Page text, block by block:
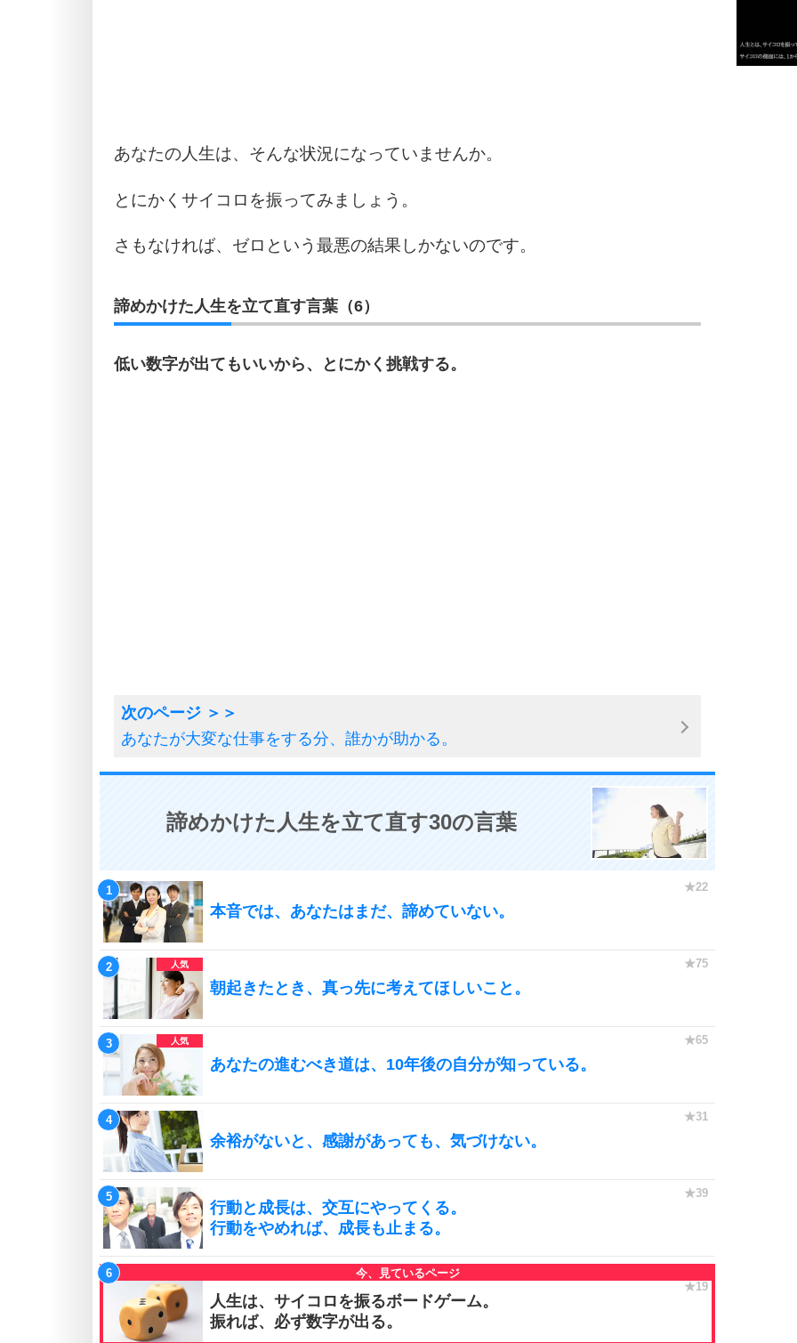
あなたの人生は、そんな状況になっていませんか。
とにかくサイコロを振ってみましょう。
さもなければ、ゼロという最悪の結果しかないのです。
諦めかけた人生を立て直す言葉（6）
低い数字が出てもいいから、とにかく挑戦する。
あなたが大変な仕事をする分、誰かが助かる。
諦めかけた人生を立て直す30の言葉
本音では、あなたはまだ、諦めていない。
朝起きたとき、真っ先に考えてほしいこと。
あなたの進むべき道は、10年後の自分が知っている。
余裕がないと、感謝があっても、気づけない。
行動と成長は、交互にやってくる。
行動をやめれば、成長も止まる。
人生は、サイコロを振るボードゲーム。
振れば、必ず数字が出る。
3